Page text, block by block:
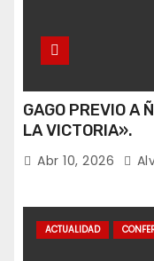
GAGO PREVIO A
LA VICTORIA».
Abr 10, 2026
ACTUALIDAD